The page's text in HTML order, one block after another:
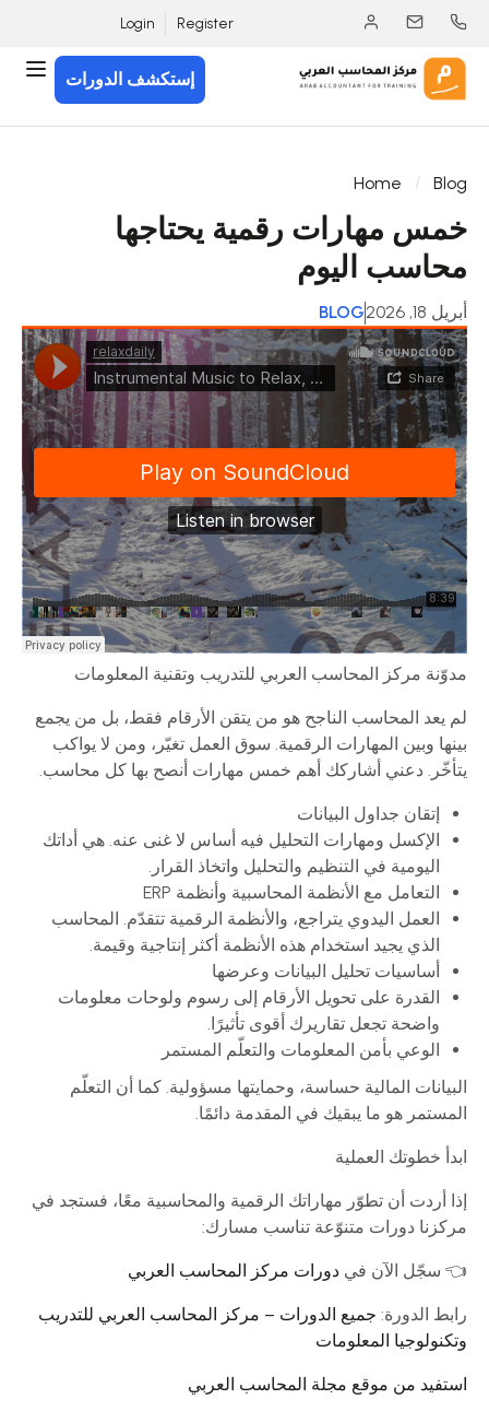
Register
Login
إستكشف الدورات
Home Blog
خمس مهارات رقمية يحتاجها
محاسب اليوم
أبريل 18, 2026 BLOG
مدوّنة مركز المحاسب العربي للتدريب وتقنية المعلومات
لم يعد المحاسب الناجح هو من يتقن الأرقام فقط، بل من يجمع
بينها وبين المهارات الرقمية. سوق العمل تغيّر، ومن لا يواكب
يتأخّر. دعني أشاركك أهم خمس مهارات أنصح بها كل محاسب.
إتقان جداول البيانات
الإكسل ومهارات التحليل فيه أساس لا غنى عنه. هي أداتك
اليومية في التنظيم والتحليل واتخاذ القرار.
التعامل مع الأنظمة المحاسبية وأنظمة ERP
العمل اليدوي يتراجع، والأنظمة الرقمية تتقدّم. المحاسب
الذي يجيد استخدام هذه الأنظمة أكثر إنتاجية وقيمة.
أساسيات تحليل البيانات وعرضها
القدرة على تحويل الأرقام إلى رسوم ولوحات معلومات
واضحة تجعل تقاريرك أقوى تأثيرًا.
الوعي بأمن المعلومات والتعلّم المستمر
البيانات المالية حساسة، وحمايتها مسؤولية. كما أن التعلّم
المستمر هو ما يبقيك في المقدمة دائمًا.
ابدأ خطوتك العملية
إذا أردت أن تطوّر مهاراتك الرقمية والمحاسبية معًا، فستجد في
مركزنا دورات متنوّعة تناسب مسارك:
👈 سجّل الآن في دورات مركز المحاسب العربي
رابط الدورة: جميع الدورات – مركز المحاسب العربي للتدريب
وتكنولوجيا المعلومات
استفيد من موقع مجلة المحاسب العربي